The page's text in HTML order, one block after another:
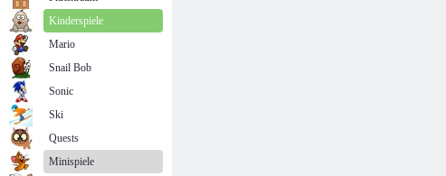
Kinderspiele
Mario
Snail Bob
Sonic
Ski
Quests
Minispiele